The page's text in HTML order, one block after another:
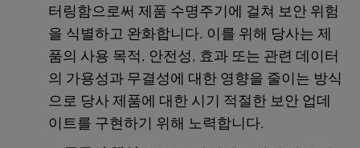
터링함으로써 제품 수명주기에 걸쳐 보안 위험
을 식별하고 완화합니다. 이를 위해 당사는 제
품의 사용 목적, 안전성, 효과 또는 관련 데이터
의 가용성과 무결성에 대한 영향을 줄이는 방식
으로 당사 제품에 대한 시기 적절한 보안 업데
이트를 구현하기 위해 노력합니다.